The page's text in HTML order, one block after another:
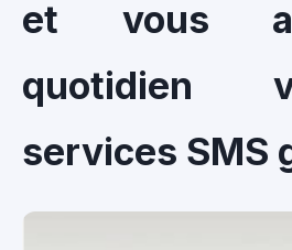
et vous
quotidien
services SMS